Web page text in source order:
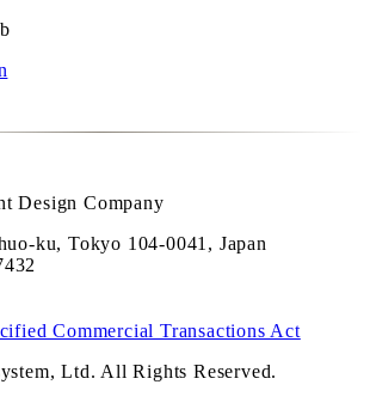
Design Company
ku, Tokyo 104-0041, Japan
Commercial Transactions Act
Ltd. All Rights Reserved.